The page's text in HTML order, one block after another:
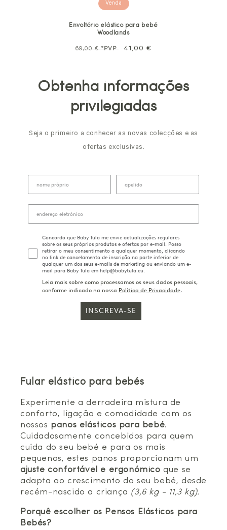
Venda
Envoltório elástico para bebé
Woodlands
Preço
69,00 €*PVP
Preço
41,00 €
Obtenha informações
privilegiadas
Seja o primeiro a conhecer as novas colecções e as
ofertas exclusivas.
Concordo que Baby Tula me envie actualizações regulares
sobre os seus próprios produtos e ofertas por e-mail. Posso
retirar o meu consentimento a qualquer momento, clicando
no link de cancelamento de inscrição na parte inferior de
qualquer um dos seus e-mails de marketing ou enviando um e-
mail para Baby Tula em help@babytula.eu.
Leia mais sobre como processamos os seus dados pessoais,
conforme indicado na nossa Política de Privacidade.
INSCREVA-SE
Fular elástico para bebés
Experimente a derradeira mistura de
conforto, ligação e comodidade com os
nossos panos elásticos para bebé.
Cuidadosamente concebidos para quem
cuida do seu bebé e para os mais
pequenos, estes panos proporcionam um
ajuste confortável e ergonómico que se
adapta ao crescimento do seu bebé, desde
recém-nascido a criança (3,6 kg - 11,3 kg).
Porquê escolher os Pensos Elásticos para
Bebés?